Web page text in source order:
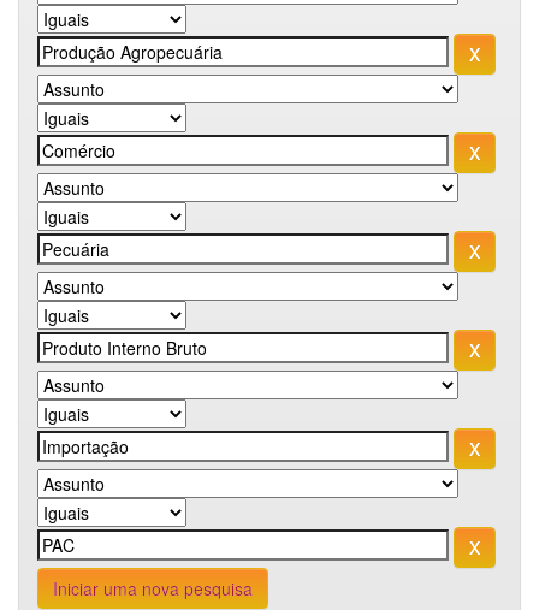
Iniciar uma nova pesquisa